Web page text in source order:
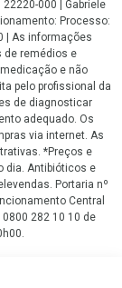
22220-000 | Gabriele
Processo:
| As informações
de remédios e
e não
pelo profissional da
de diagnosticar
adequado. Os
via internet. As
*Preços e
dia. Antibióticos e
Portaria nº
Central
282 10 10 de